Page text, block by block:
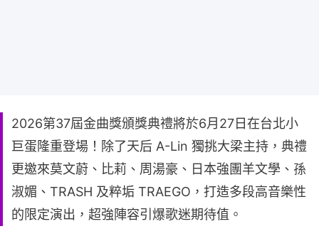
2026第37屆金曲獎頒獎典禮將於6月27日在台北小
巨蛋隆重登場！除了天后 A-Lin 獨挑大梁主持，典禮
更邀來莫文蔚、比莉、周湯豪、日本強團羊文學、孫
淑媚、TRASH 及粹垢 TRAEGO，打造多段高音樂性
的限定演出，超強陣容引爆歌迷期待值。